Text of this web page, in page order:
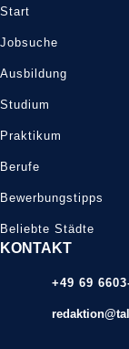
Start
Jobsuche
Ausbildung
Studium
Praktikum
Berufe
Bewerbungstipps
Beliebte Städte
KONTAKT
+49 69